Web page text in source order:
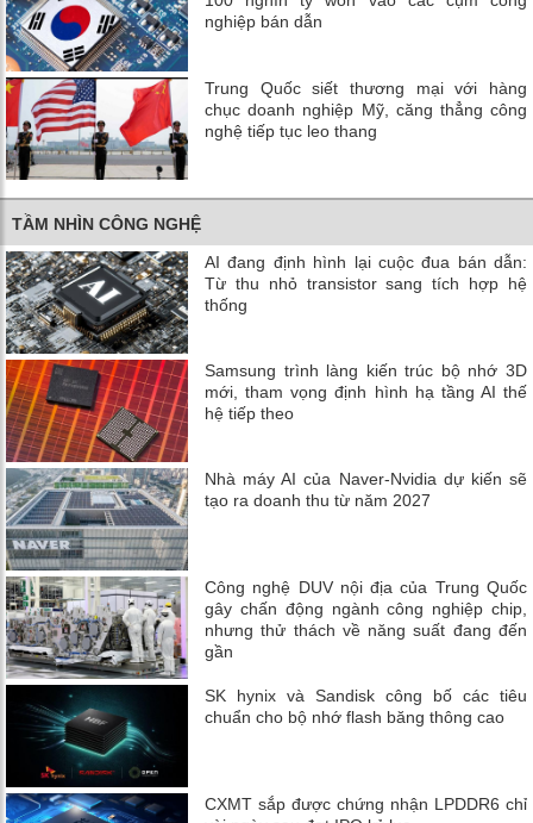
nghiệp bán dẫn
Trung Quốc siết thương mại với hàng
chục doanh nghiệp Mỹ, căng thẳng công
nghệ tiếp tục leo thang
TẦM NHÌN CÔNG NGHỆ
AI đang định hình lại cuộc đua bán dẫn:
Từ thu nhỏ transistor sang tích hợp hệ
thống
Samsung trình làng kiến trúc bộ nhớ 3D
mới, tham vọng định hình hạ tầng AI thế
hệ tiếp theo
Nhà máy AI của Naver-Nvidia dự kiến ​​sẽ
tạo ra doanh thu từ năm 2027
Công nghệ DUV nội địa của Trung Quốc
gây chấn động ngành công nghiệp chip,
nhưng thử thách về năng suất đang đến
gần
SK hynix và Sandisk công bố các tiêu
chuẩn cho bộ nhớ flash băng thông cao
CXMT sắp được chứng nhận LPDDR6 chỉ